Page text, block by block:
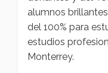
alumnos
del 100% para
estudios
Monterrey.